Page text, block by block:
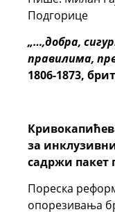
Подгорице
„…,добра,
правилима,
1806-1873,
за
садржи пакет
Пореска
опорезивања